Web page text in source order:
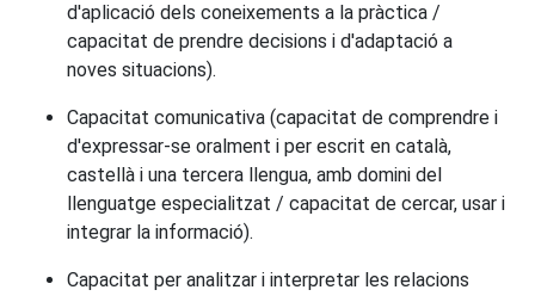
d'aplicació dels coneixements a la pràctica /
capacitat de prendre decisions i d'adaptació a
noves situacions).
Capacitat comunicativa (capacitat de comprendre i
d'expressar-se oralment i per escrit en català,
castellà i una tercera llengua, amb domini del
llenguatge especialitzat / capacitat de cercar, usar i
integrar la informació).
Capacitat per analitzar i interpretar les relacions